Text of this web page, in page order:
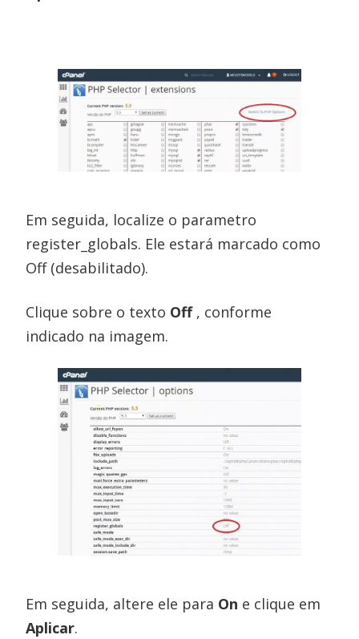
Em seguida, localize o parametro
register_globals. Ele estará marcado como
Off (desabilitado).
Clique sobre o texto Off, conforme
indicado na imagem.
Em seguida, altere ele para On e clique em
Aplicar.